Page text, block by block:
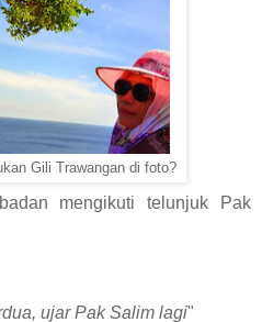
Gili Trawangan di foto?
mengikuti telunjuk Pak
ujar Pak Salim lagi"